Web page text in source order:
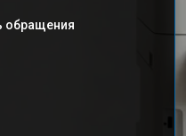
обращения